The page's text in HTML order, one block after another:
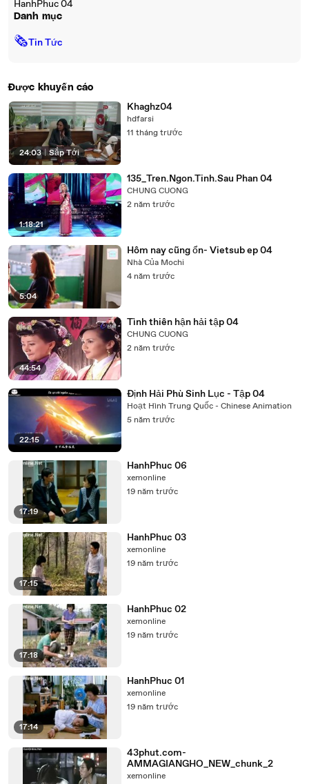
HanhPhuc 04
Danh mục
🗞Tin Tức
Được khuyến cáo
24:03 | Sắp Tới
Khaghz04
hdfarsi
11 tháng trước
1:18:21
135_Tren.Ngon.Tinh.Sau Phan 04
CHUNG CUONG
2 năm trước
5:04
Hôm nay cũng ổn- Vietsub ep 04
Nhà Của Mochi
4 năm trước
44:54
Tình thiên hận hải tập 04
CHUNG CUONG
2 năm trước
22:15
Định Hải Phù Sinh Lục - Tập 04
Hoạt Hình Trung Quốc - Chinese Animation
5 năm trước
17:19
HanhPhuc 06
xemonline
19 năm trước
17:15
HanhPhuc 03
xemonline
19 năm trước
17:18
HanhPhuc 02
xemonline
19 năm trước
17:14
HanhPhuc 01
xemonline
19 năm trước
43phut.com-
AMMAGIANGHO_NEW_chunk_2
xemonline